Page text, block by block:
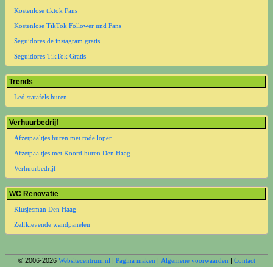
Kostenlose tiktok Fans
Kostenlose TikTok Follower und Fans
Seguidores de instagram gratis
Seguidores TikTok Gratis
Trends
Led statafels huren
Verhuurbedrijf
Afzetpaaltjes huren met rode loper
Afzetpaaltjes met Koord huren Den Haag
Verhuurbedrijf
WC Renovatie
Klusjesman Den Haag
Zelfklevende wandpanelen
© 2006-2026 Websitecentrum.nl | Pagina maken | Algemene voorwaarden | Contact